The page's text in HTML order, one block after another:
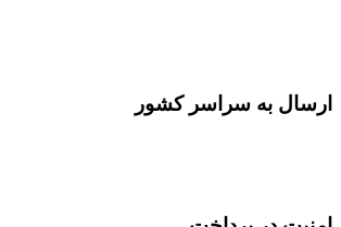
ارسال به سراسر کشور